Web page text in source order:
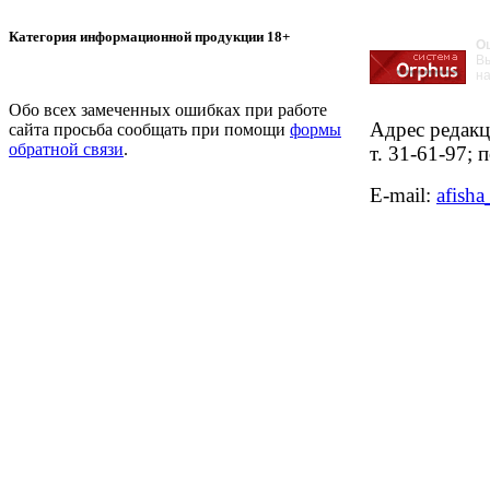
Категория информационной продукции 18+
Обо всех замеченных ошибках при работе
сайта просьба сообщать при помощи формы
обратной связи.
Адрес
т. 31-61-97;
E-mail: